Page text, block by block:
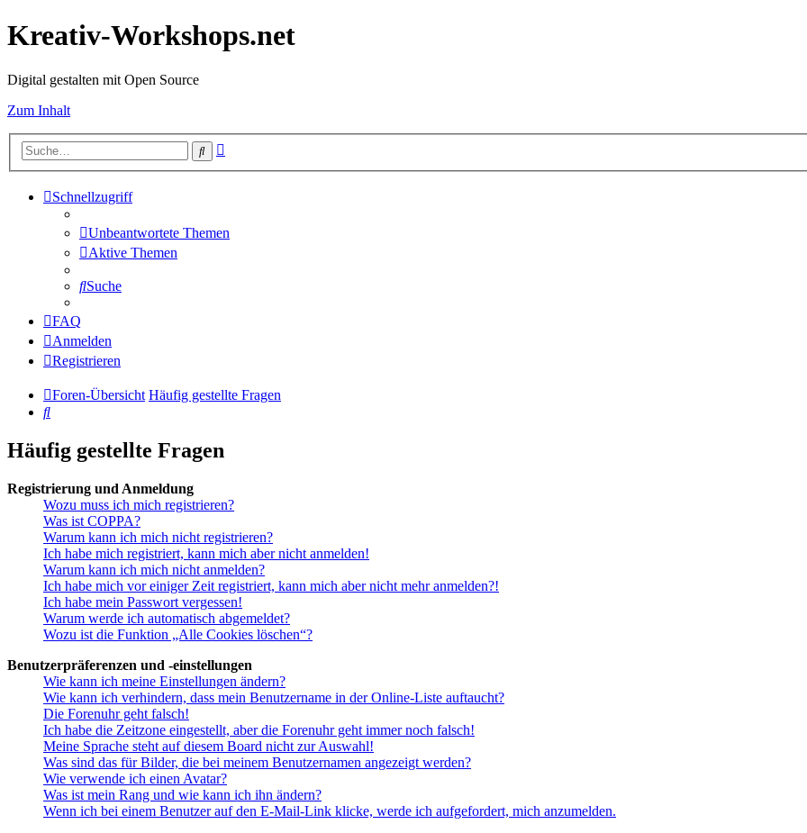
Kreativ-Workshops.net
Digital gestalten mit Open Source
Zum Inhalt
Suche
Schnellzugriff
Unbeantwortete Themen
Aktive Themen
Suche
FAQ
Anmelden
Registrieren
Foren-Übersicht Häufig gestellte Fragen
Suche
Häufig gestellte Fragen
Registrierung und Anmeldung
Wozu muss ich mich registrieren?
Was ist COPPA?
Warum kann ich mich nicht registrieren?
Ich habe mich registriert, kann mich aber nicht anmelden!
Warum kann ich mich nicht anmelden?
Ich habe mich vor einiger Zeit registriert, kann mich aber nicht mehr anmelden?!
Ich habe mein Passwort vergessen!
Warum werde ich automatisch abgemeldet?
Wozu ist die Funktion „Alle Cookies löschen“?
Benutzerpräferenzen und -einstellungen
Wie kann ich meine Einstellungen ändern?
Wie kann ich verhindern, dass mein Benutzername in der Online-Liste auftaucht?
Die Forenuhr geht falsch!
Ich habe die Zeitzone eingestellt, aber die Forenuhr geht immer noch falsch!
Meine Sprache steht auf diesem Board nicht zur Auswahl!
Was sind das für Bilder, die bei meinem Benutzernamen angezeigt werden?
Wie verwende ich einen Avatar?
Was ist mein Rang und wie kann ich ihn ändern?
Wenn ich bei einem Benutzer auf den E-Mail-Link klicke, werde ich aufgefordert, mich anzumelden.